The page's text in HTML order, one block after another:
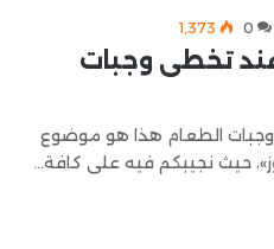
0 1٬373
تخطى وجبات
الطعام هذا هو موضوع
حيث نجيبكم فيه على كافة…